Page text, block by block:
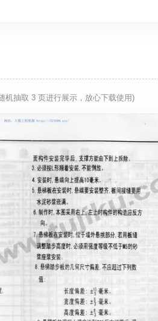
机抽取 3 页进行展示，放心下载使用)